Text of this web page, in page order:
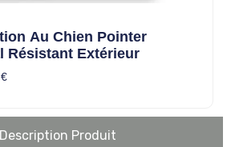
Au Chien Pointer
Résistant Extérieur
€
Description Produit